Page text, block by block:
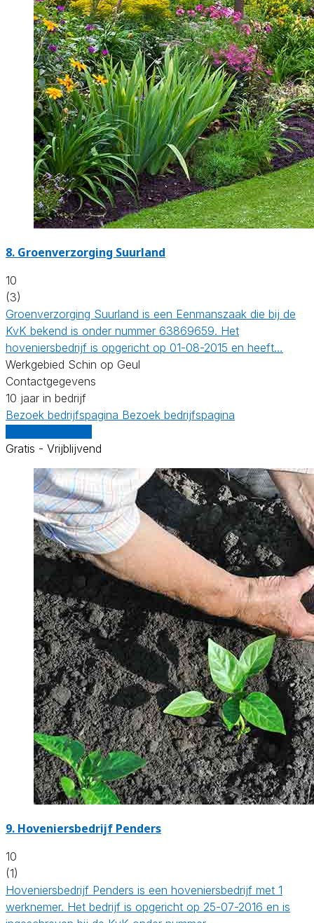
8. Groenverzorging Suurland
10
(3)
Groenverzorging Suurland is een Eenmanszaak die bij de
KvK bekend is onder nummer 63869659. Het
hoveniersbedrijf is opgericht op 01-08-2015 en heeft…
Werkgebied Schin op Geul
Contactgegevens
10 jaar in bedrijf
Bezoek bedrijfspagina Bezoek bedrijfspagina
Gratis - Vrijblijvend
9. Hoveniersbedrijf Penders
10
(1)
Hoveniersbedrijf Penders is een hoveniersbedrijf met 1
werknemer. Het bedrijf is opgericht op 25-07-2016 en is